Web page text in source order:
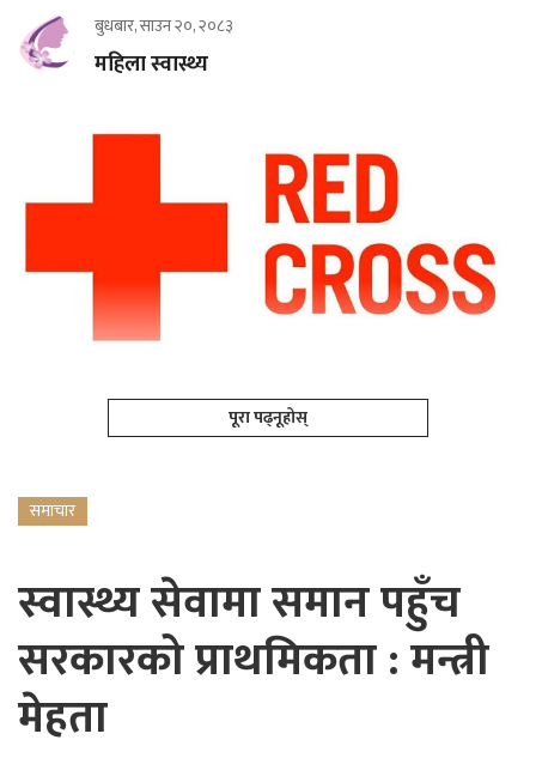
बुधबार, साउन २०, २०८३
महिला स्वास्थ्य
पूरा पढ्नूहोस्
समाचार
स्वास्थ्य सेवामा समान पहुँच
सरकारको प्राथमिकता : मन्त्री
मेहता